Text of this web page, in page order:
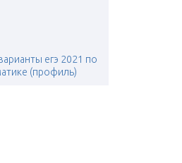
егэ 2021 по
(профиль)